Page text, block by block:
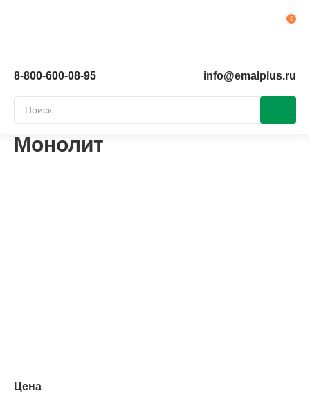
8-800-600-08-95 info@emalplus.ru
Монолит
Цена